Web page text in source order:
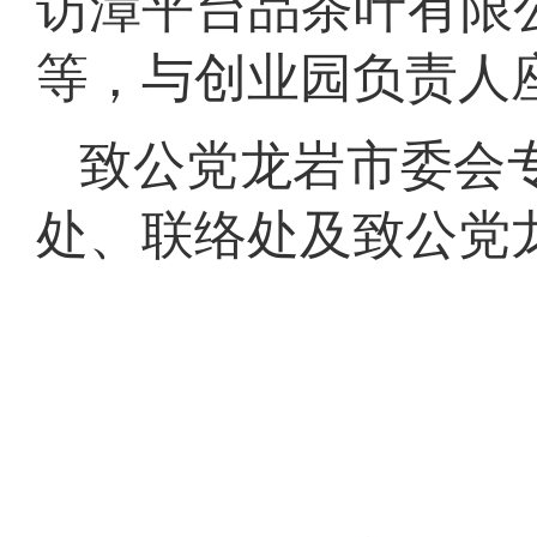
等，与创业园负责人
致公党龙岩市委会
处、联络处及致公党